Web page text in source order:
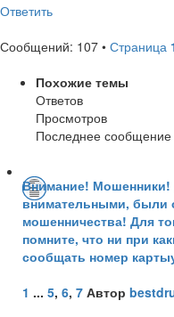
Ответить
Сообщений: 107 • Страница
Похожие темы
Ответов
Просмотров
Последнее сообщение
Внимание! Мошенники!
внимательными, были
мошенничества! Для
помните, что ни при
сообщать номер
1 ... 5, 6, 7 Автор